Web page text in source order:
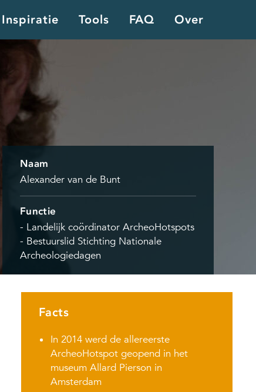
Inspiratie Tools FAQ Over
Naam
Alexander van de Bunt
Functie
- Landelijk coördinator ArcheoHotspots
- Bestuurslid Stichting Nationale
Archeologiedagen
Facts
In 2014 werd de allereerste
ArcheoHotspot geopend in het
museum Allard Pierson in
Amsterdam